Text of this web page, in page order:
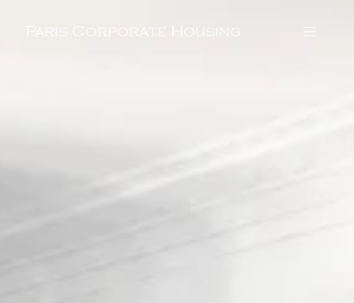
Paris Corporate Housing